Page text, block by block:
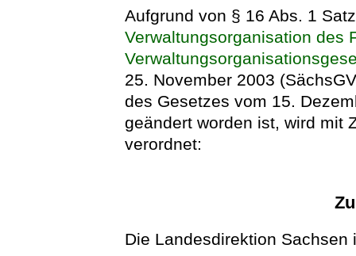
Aufgrund von § 16 Abs. 1
Verwaltungsorganisation des
25. November 2003
des Gesetzes vom 15.
geändert worden ist, wird mit
verordnet:
Die Landesdirektion Sachsen